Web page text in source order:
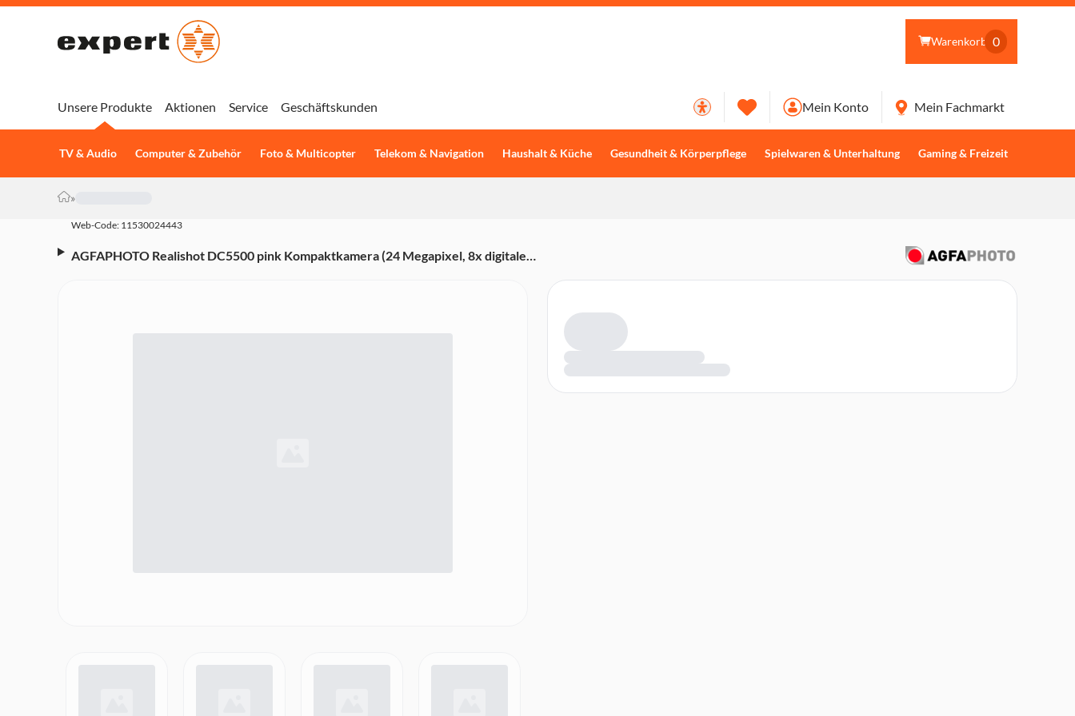
Warenkorb 0
Unsere Produkte
TV & Audio Computer & Zubehör Foto & Multicopter Telekom & Navigation Haushalt & Küche Gesundheit & Körperpflege Spielwaren & Unterhaltung Gaming & Freizeit
Aktionen Service Geschäftskunden Mein Konto Mein Fachmarkt
»
Web-Code: 11530024443
AGFAPHOTO Realishot DC5500 pink Kompaktkamera (24 Megapixel, 8x digitaler